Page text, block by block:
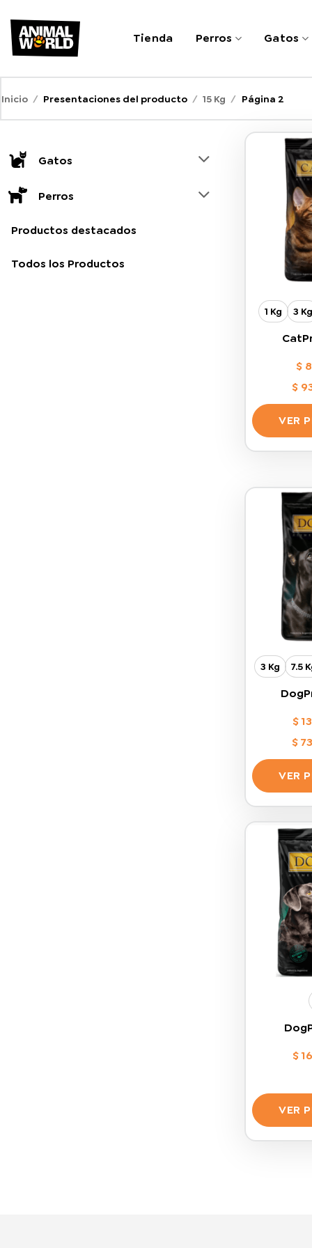
contenido
Tienda Perros Gatos
Inicio / Presentaciones del producto / 15 Kg / Página 2
Gatos
Perros
Productos destacados
Todos los Productos
1 Kg 3 Kg
$
$
VER
3 Kg 7.5
$
$
VER
$
VER